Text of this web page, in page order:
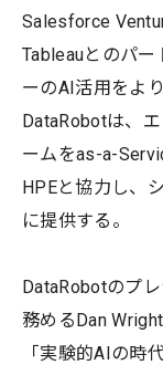
Salesforce
Tableauとのパ
ーのAI活用をよ
DataRobotは、
ームをas-a-
HPEと協力し、
に提供する。
DataRobotのプ
務めるDan
「実験的AIの時